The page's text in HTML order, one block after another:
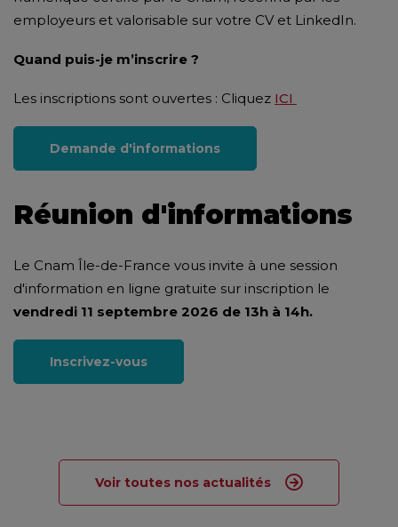
employeurs et valorisable sur votre CV et LinkedIn.
Quand puis-je m’inscrire ?
Les inscriptions sont ouvertes : Cliquez ICI
Demande d'informations
Réunion d'informations
Le Cnam Île-de-France vous invite à une session
d'information en ligne gratuite sur inscription le
vendredi 11 septembre 2026 de 13h à 14h.
Inscrivez-vous
Voir toutes nos actualités